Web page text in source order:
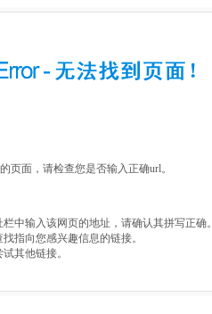
页面，请检查您是否输入正确url。
栏中输入该网页的地址，请确认其拼写正确。
找指向您感兴趣信息的链接。
其他链接。